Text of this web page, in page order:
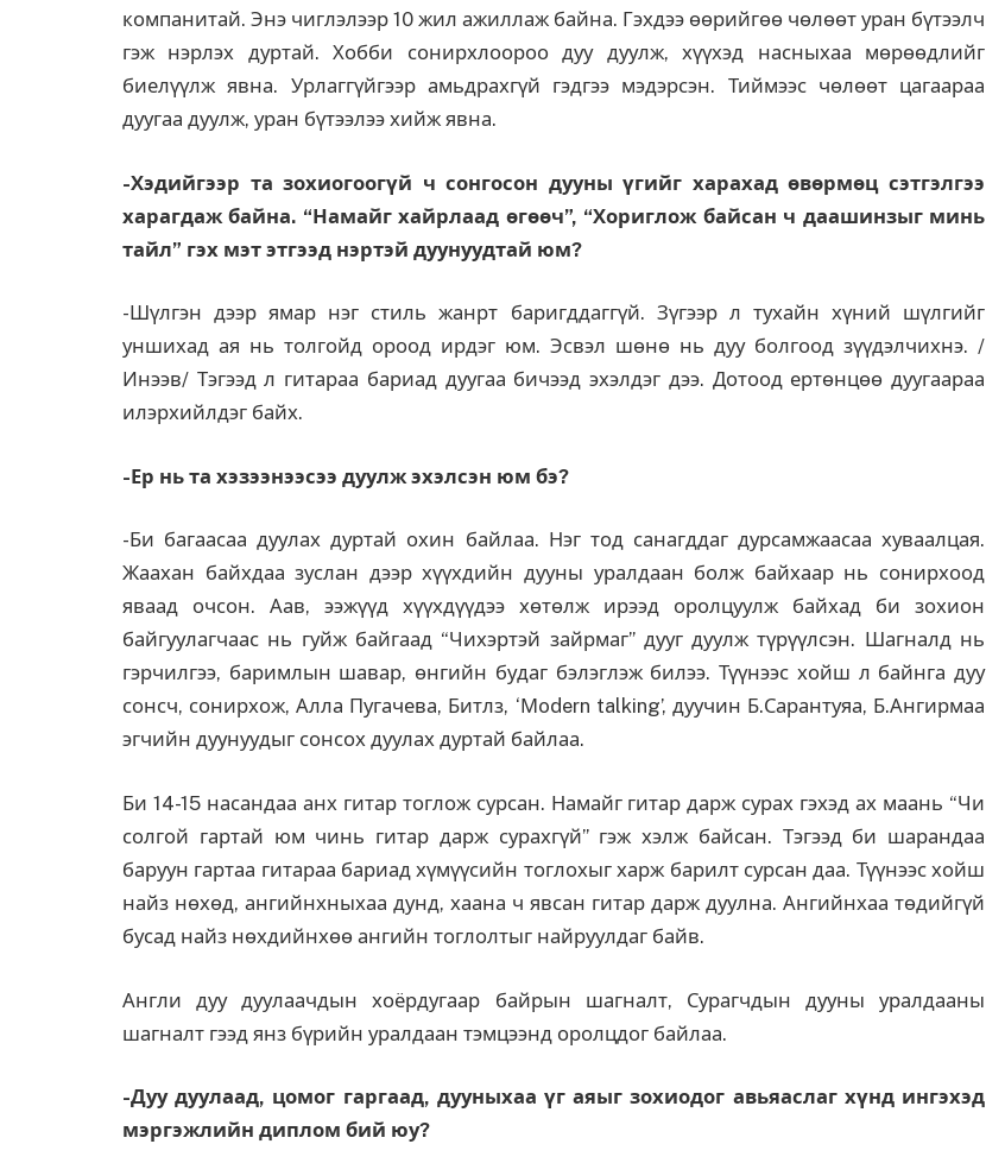
компанитай. Энэ чиглэлээр 10 жил ажиллаж байна. Гэхдээ өөрийгөө чөлөөт уран бүтээлч
гэж нэрлэх дуртай. Хобби сонирхлоороо дуу дуулж, хүүхэд насныхаа мөрөөдлийг
биелүүлж явна. Урлаггүйгээр амьдрахгүй гэдгээ мэдэрсэн. Тиймээс чөлөөт цагаараа
дуугаа дуулж, уран бүтээлээ хийж явна.
-Хэдийгээр та зохиогоогүй ч сонгосон дууны үгийг харахад өвөрмөц сэтгэлгээ
харагдаж байна. “Намайг хайрлаад өгөөч”, “Хориглож байсан ч даашинзыг минь
тайл” гэх мэт этгээд нэртэй дуунуудтай юм?
-Шүлгэн дээр ямар нэг стиль жанрт баригддаггүй. Зүгээр л тухайн хүний шүлгийг
уншихад ая нь толгойд ороод ирдэг юм. Эсвэл шөнө нь дуу болгоод зүүдэлчихнэ. /
Инээв/ Тэгээд л гитараа бариад дуугаа бичээд эхэлдэг дээ. Дотоод ертөнцөө дуугаараа
илэрхийлдэг байх.
-Ер нь та хэзээнээсээ дуулж эхэлсэн юм бэ?
-Би багаасаа дуулах дуртай охин байлаа. Нэг тод санагддаг дурсамжаасаа хуваалцая.
Жаахан байхдаа зуслан дээр хүүхдийн дууны уралдаан болж байхаар нь сонирхоод
яваад очсон. Аав, ээжүүд хүүхдүүдээ хөтөлж ирээд оролцуулж байхад би зохион
байгуулагчаас нь гуйж байгаад “Чихэртэй зайрмаг” дууг дуулж түрүүлсэн. Шагналд нь
гэрчилгээ, баримлын шавар, өнгийн будаг бэлэглэж билээ. Түүнээс хойш л байнга дуу
сонсч, сонирхож, Алла Пугачева, Битлз, ‘Мodern talking’, дуучин Б.Сарантуяа, Б.Ангирмаа
эгчийн дуунуудыг сонсох дуулах дуртай байлаа.
Би 14-15 насандаа анх гитар тоглож сурсан. Намайг гитар дарж сурах гэхэд ах маань “Чи
солгой гартай юм чинь гитар дарж сурахгүй” гэж хэлж байсан. Тэгээд би шарандаа
баруун гартаа гитараа бариад хүмүүсийн тоглохыг харж барилт сурсан даа. Түүнээс хойш
найз нөхөд, ангийнхныхаа дунд, хаана ч явсан гитар дарж дуулна. Ангийнхаа төдийгүй
бусад найз нөхдийнхөө ангийн тоглолтыг найруулдаг байв.
Англи дуу дуулаачдын хоёрдугаар байрын шагналт, Сурагчдын дууны уралдааны
шагналт гээд янз бүрийн уралдаан тэмцээнд оролцдог байлаа.
-Дуу дуулаад, цомог гаргаад, дууныхаа үг аяыг зохиодог авьяаслаг хүнд ингэхэд
мэргэжлийн диплом бий юу?